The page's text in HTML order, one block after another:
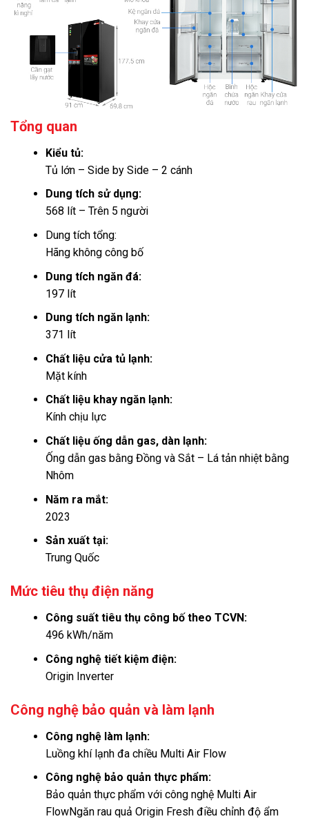
Tổng quan
Kiểu tủ:
Tủ lớn – Side by Side – 2 cánh
Dung tích sử dụng:
568 lít – Trên 5 người
Dung tích tổng:
Hãng không công bố
Dung tích ngăn đá:
197 lít
Dung tích ngăn lạnh:
371 lít
Chất liệu cửa tủ lạnh:
Mặt kính
Chất liệu khay ngăn lạnh:
Kính chịu lực
Chất liệu ống dẫn gas, dàn lạnh:
Ống dẫn gas bằng Đồng và Sắt – Lá tản nhiệt bằng
Nhôm
Năm ra mắt:
2023
Sản xuất tại:
Trung Quốc
Mức tiêu thụ điện năng
Công suất tiêu thụ công bố theo TCVN:
496 kWh/năm
Công nghệ tiết kiệm điện:
Origin Inverter
Công nghệ bảo quản và làm lạnh
Công nghệ làm lạnh:
Luồng khí lạnh đa chiều Multi Air Flow
Công nghệ bảo quản thực phẩm:
Bảo quản thực phẩm với công nghệ Multi Air
FlowNgăn rau quả Origin Fresh điều chỉnh độ ẩm